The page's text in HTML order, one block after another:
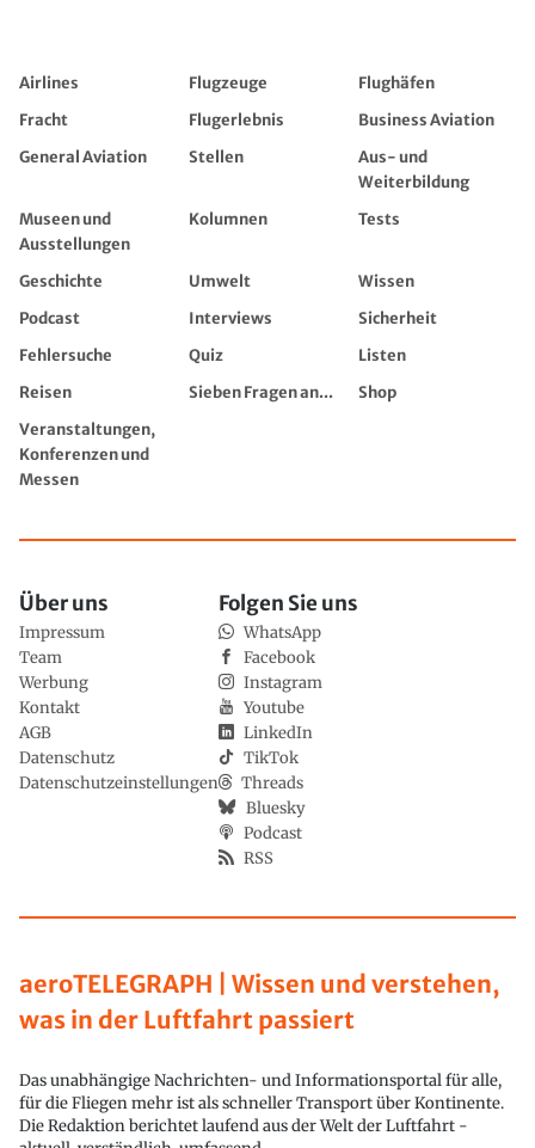
Airlines Flugzeuge
Flughäfen
Fracht
Flugerlebnis
Business Aviation
General Aviation
Stellen
Aus- und
Weiterbildung
Museen und
Ausstellungen
Kolumnen Tests
Geschichte Umwelt
Wissen
Podcast
Interviews
Sicherheit
Fehlersuche
Quiz
Listen
Reisen
Sieben Fragen an...
Shop
Veranstaltungen,
Konferenzen und
Messen
aeroTELEGRAPH | Wissen und verstehen,
was in der Luftfahrt passiert
Das unabhängige Nachrichten- und Informationsportal für alle,
für die Fliegen mehr ist als schneller Transport über Kontinente.
Die Redaktion berichtet laufend aus der Welt der Luftfahrt -
Über uns
Impressum
Team
Werbung
Kontakt
AGB
Datenschutz
Datenschutzeinstellungen
Folgen Sie uns
WhatsApp
Facebook
Instagram
Youtube
LinkedIn
TikTok
Threads
Bluesky
Podcast
RSS